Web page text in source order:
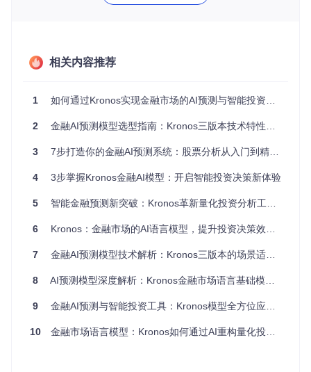
：适合初学者快速体验
进行分析预测。
Python API调用：适合开发者集成到现有系统
from model import Kronos, KronosTokenizer
tokenizer = KronosTokenizer.from_pretrained(
model = Kronos.from_pretrained( "NeoQuasar/Kronos-small"
命令行工具 ：适合批量处理和自动化任务
技术解密：Kronos创新架构详解
Kronos采用独特的两阶段处理机制，将复杂的金融时间序列数
据转化为AI可理解的语言结构。这一创新架构使其在金融预测
相关内容推荐
1 如何通过Kronos实现金融市场的AI预测与智能投资决策？
2 金融AI预测模型选型指南：Kronos三版本技术特性与实战应用对比
3 7步打造你的金融AI预测系统：股票分析从入门到精通指南
4 3步掌握Kronos金融AI模型：开启智能投资决策新体验
5 智能金融预测新突破：Kronos革新量化投资分析工具与AI市场趋势预测
6 Kronos：金融市场的AI语言模型，提升投资决策效率30%的智能解决方案
7 金融AI预测模型技术解析：Kronos三版本的场景适配与决策指南
8 AI预测模型深度解析：Kronos金融市场语言基础模型技术指南
9 金融AI预测与智能投资工具：Kronos模型全方位应用指南
10 金融市场语言模型：Kronos如何通过AI重构量化投资决策逻辑